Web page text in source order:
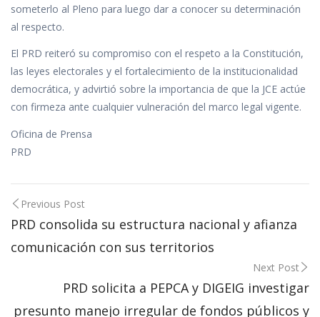
someterlo al Pleno para luego dar a conocer su determinación
al respecto.
El PRD reiteró su compromiso con el respeto a la Constitución,
las leyes electorales y el fortalecimiento de la institucionalidad
democrática, y advirtió sobre la importancia de que la JCE actúe
con firmeza ante cualquier vulneración del marco legal vigente.
Oficina de Prensa
PRD
Post
navigation
Previous Post
PRD consolida su estructura nacional y afianza
comunicación con sus territorios
Next Post
PRD solicita a PEPCA y DIGEIG investigar
presunto manejo irregular de fondos públicos y